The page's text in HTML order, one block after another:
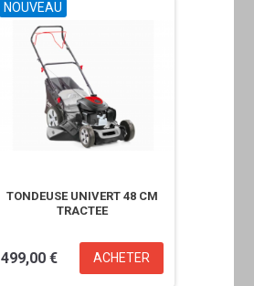
NOUVEAU
TONDEUSE UNIVERT 48 CM
TRACTEE
499,00 € ACHETER